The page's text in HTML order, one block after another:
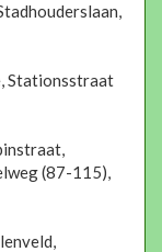
Stationsstraat
(87-115),